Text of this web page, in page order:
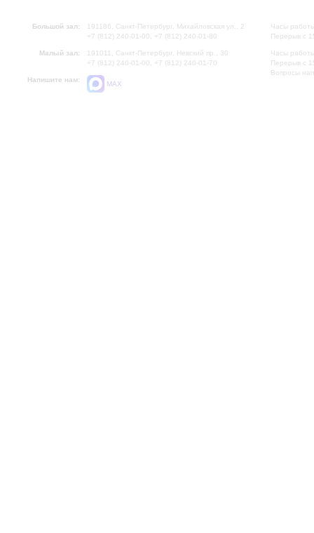
Большой зал:
191186, Санкт-Петербург, Михайловская ул., 2
+7 (812) 240-01-00, +7 (812) 240-01-80
Малый зал:
191011, Санкт-Петербург, Невский пр., 30
+7 (812) 240-01-00, +7 (812) 240-01-70
Напишите нам:
MAX
Часы
Перерыв с
Часы
Перерыв с
Вопросы